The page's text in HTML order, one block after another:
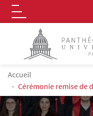
Aller au contenu principal
Logo
FIL D'ARIANE
Accueil
Cérémonie remise de